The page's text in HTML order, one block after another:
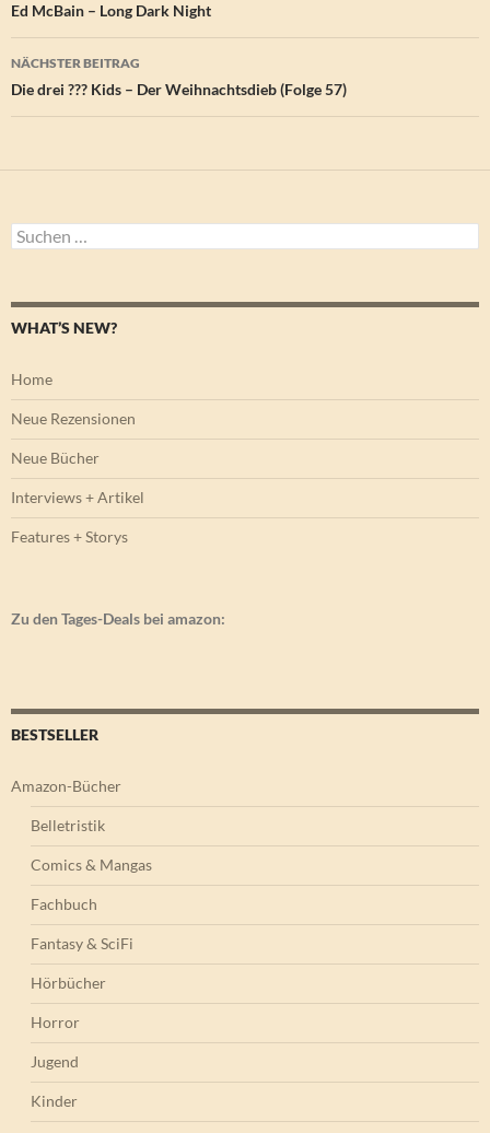
Ed McBain – Long Dark Night
NÄCHSTER BEITRAG
Die drei ??? Kids – Der Weihnachtsdieb (Folge 57)
Suchen
nach:
WHAT’S NEW?
Home
Neue Rezensionen
Neue Bücher
Interviews + Artikel
Features + Storys
Zu den Tages-Deals bei amazon:
BESTSELLER
Amazon-Bücher
Belletristik
Comics & Mangas
Fachbuch
Fantasy & SciFi
Hörbücher
Horror
Jugend
Kinder